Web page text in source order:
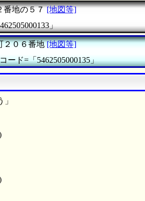
番地の５７ [地図等]
」
２０６番地 [地図等]
ード=「5462505000135」